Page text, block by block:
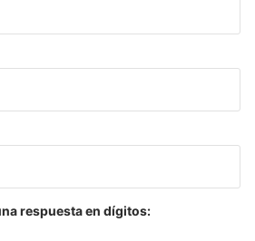
respuesta en dígitos: